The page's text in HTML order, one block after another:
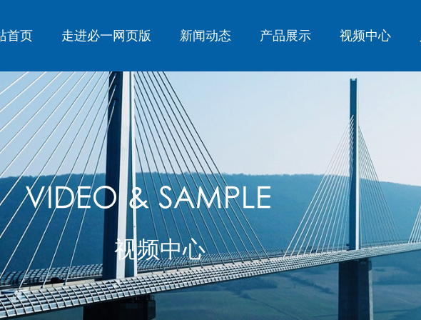
首页 走进必一网页版 新闻动态 产品展示 视频中心
必一（中国）官方入口
视频中心